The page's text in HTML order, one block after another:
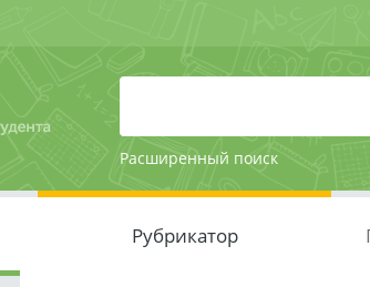
Расширенный поиск
Рубрикатор